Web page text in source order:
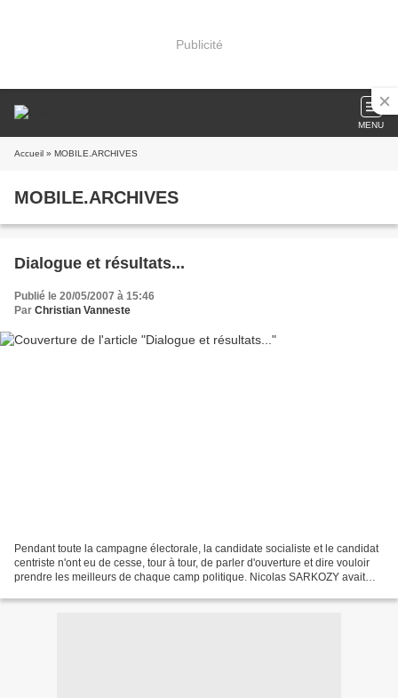
Publicité
MENU
Accueil » MOBILE.ARCHIVES
MOBILE.ARCHIVES
Dialogue et résultats...
Publié le 20/05/2007 à 15:46
Par Christian Vanneste
Pendant toute la campagne électorale, la candidate socialiste et le candidat
centriste n'ont eu de cesse, tour à tour, de parler d'ouverture et dire vouloir
prendre les meilleurs de chaque camp politique. Nicolas SARKOZY avait